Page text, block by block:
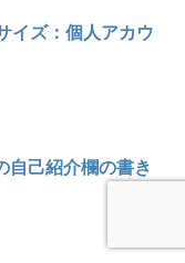
イズ：個人アカウ
己紹介欄の書き